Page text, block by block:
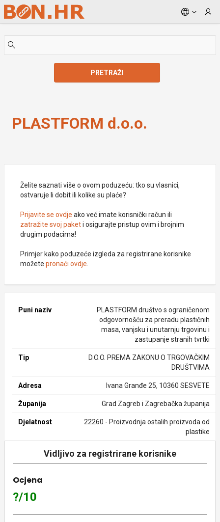
Skip to Main Content
PRETRAŽI
PLASTFORM d.o.o.
Želite saznati više o ovom poduzeću: tko su vlasnici,
ostvaruje li dobit ili kolike su plaće?
Prijavite se ovdje ako već imate korisnički račun ili
zatražite svoj paketi osigurajte pristup ovim i brojnim
drugim podacima!
Primjer kako poduzeće izgleda za registrirane korisnike
možete pronaći ovdje
Puni naziv
PLASTFORM društvo s ograničenom
odgovornošću za preradu plastičnih
masa, vanjsku i unutarnju trgovinu i
zastupanje stranih tvrtki
Tip
D.O.O. PREMA ZAKONU O TRGOVAČKIM
DRUŠTVIMA
Adresa Ivana Granđe 25, 10360 SESVETE
Županija Grad Zagreb i Zagrebačka županija
Djelatnost
22260 - Proizvodnja ostalih proizvoda od
plastike
Vidljivo za registrirane korisnike
Ocjena
?/10